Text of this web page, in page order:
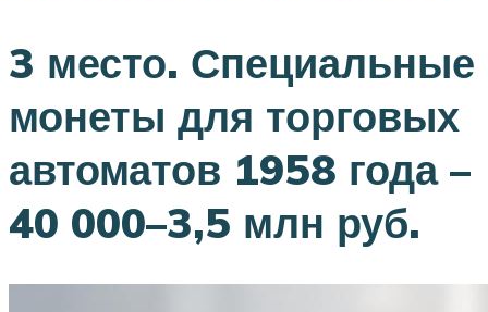
3 место. Специальные
монеты для торговых
автоматов 1958 года –
40 000–3,5 млн руб.